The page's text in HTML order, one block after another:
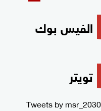
الفيس بوك
تويتر
Tweets by msr_2030